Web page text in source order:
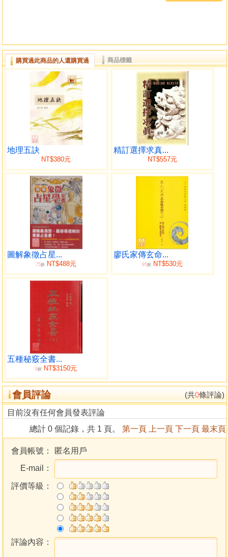
陽宅十書二
論大遊年第三
吉星三
凶星五
大遊年方位十二宅圖說
九星禍福訣
榣鞭斷宅訣
五鬼制爻
五鬼點頭
五鬼穿宮
破軍凶煞
九星斷宅
九星明斷訣
五行生剋訣
論穿宮九星第四
附截路分房說
穿宮十二宅圖說
元空裝卦訣
黃石公竹節賦
論開門修造門第六
修門雜忌
門尺圖
門光星起例訣
門光星吉日定局
門戶歌
用門戶法
陽宅十書三
論放水第七
九星水法吉凶斷例
陰陽山水法
陰陽山水歌
四路水法
四路水法歌
二十四山放水定局
購買過此商品的人還購買過 商品標籤
地理五訣
NT$380元
精訂選擇求真...
NT$557元
圖解象徵占星...
75折 NT$488元
廖氏家傳玄命...
95折NT$530元
五種秘竅全書...
9折 NT$3150元
會員評論 (共0條評論)
目前沒有任何會員發表評論
總計 0 個記錄，共 1 頁。 第一頁 上一頁 下一頁 最末頁
會員帳號：
匿名用戶
E-mail：
評價等級：
評論內容：